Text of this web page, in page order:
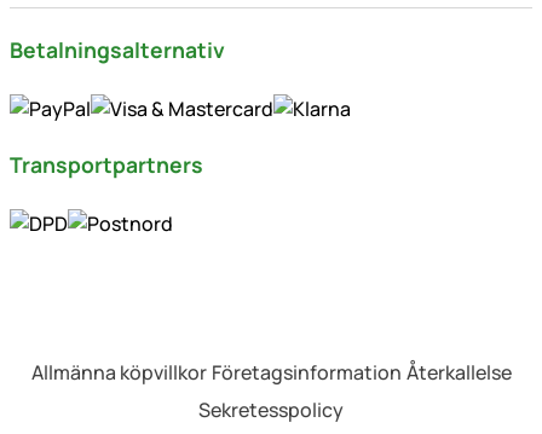
Betalningsalternativ
Transportpartners
Allmänna köpvillkor Företagsinformation Återkallelse
Sekretesspolicy